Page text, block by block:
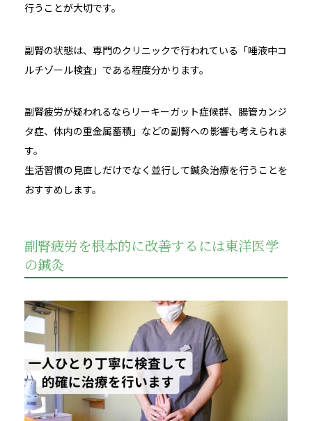
行うことが大切です。
副腎の状態は、専門のクリニックで行われている「唾液中コ
ルチゾール検査」である程度分かります。
副腎疲労が疑われるならリーキーガット症候群、腸管カンジ
タ症、体内の重金属蓄積」などの副腎への影響も考えられま
す。
生活習慣の見直しだけでなく並行して鍼灸治療を行うことを
おすすめします。
副腎疲労を根本的に改善するには東洋医学
の鍼灸